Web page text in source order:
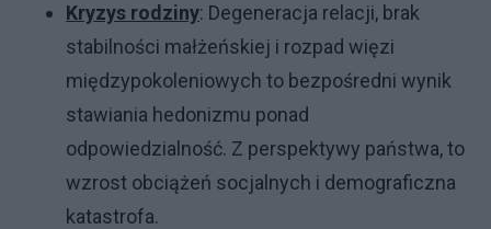
Kryzys rodziny: Degeneracja relacji, brak
stabilności małżeńskiej i rozpad więzi
międzypokoleniowych to bezpośredni wynik
stawiania hedonizmu ponad
odpowiedzialność. Z perspektywy państwa, to
wzrost obciążeń socjalnych i demograficzna
katastrofa.